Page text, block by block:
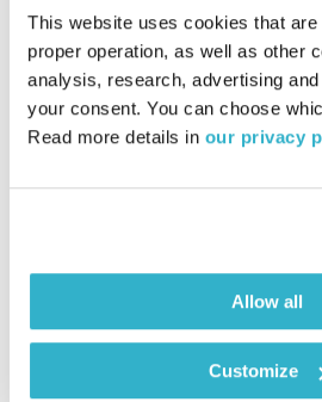
This website uses cookies that
proper operation, as well as other
analysis, research, advertising
your consent. You can choose
Read more details in our privacy
Allow all
Customize
הסירנות